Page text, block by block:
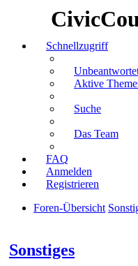
Schnellzugriff
Aktive
Suche
Das Team
FAQ
Anmelden
Registrieren
Foren-Übersicht
Sonstiges